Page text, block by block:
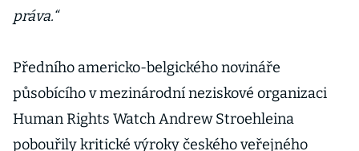
práva.“
Předního americko-belgického novináře
působícího v mezinárodní neziskové organizaci
Human Rights Watch Andrew Stroehleina
pobouřily kritické výroky českého veřejného